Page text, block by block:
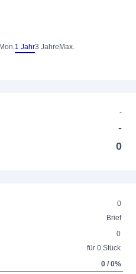
1 Jahr3 Jahre Max.
-
-
0
0
Brief
0
für 0 Stück
0 / 0%